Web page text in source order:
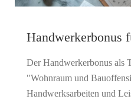
Handwerkerbonus
Der Handwerkerbonus als
"Wohnraum und
Handwerksarbeiten und